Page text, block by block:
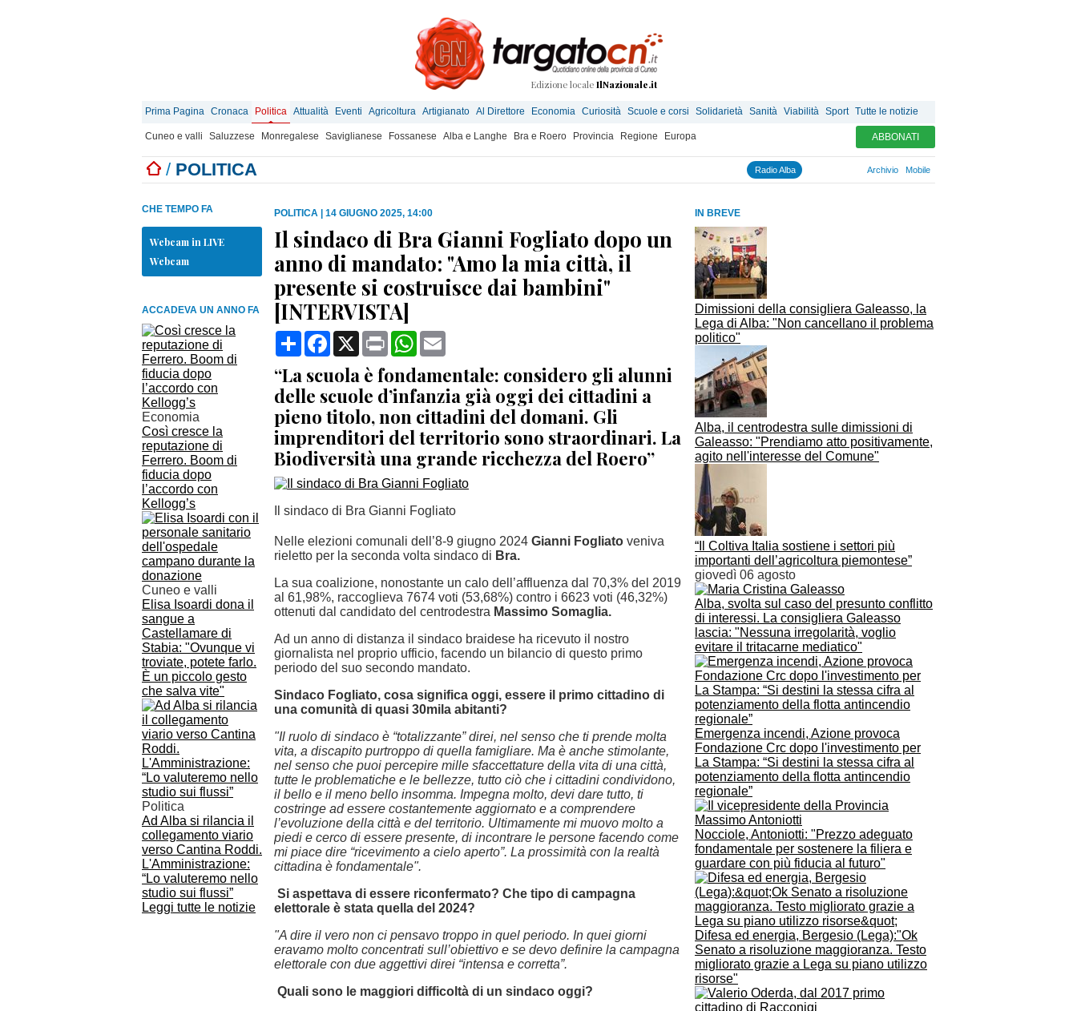
Edizione locale IlNazionale.it
Prima Pagina Cronaca Politica Attualità Eventi Agricoltura Artigianato Al Direttore Economia Curiosità Scuole e corsi Solidarietà Sanità Viabilità Sport Tutte le notizie
Cuneo e valli Saluzzese Monregalese Saviglianese Fossanese Alba e Langhe Bra e Roero Provincia Regione Europa ABBONATI
/ POLITICA Radio Alba Archivio Mobile
IN BREVE
Dimissioni della consigliera Galeasso, la
Lega di Alba: "Non cancellano il problema
politico"
Alba, il centrodestra sulle dimissioni di
Galeasso: "Prendiamo atto positivamente,
agito nell'interesse del Comune"
“Il Coltiva Italia sostiene i settori più
importanti dell’agricoltura piemontese”
giovedì 06 agosto
Alba, svolta sul caso del presunto conflitto
di interessi. La consigliera Galeasso
lascia: "Nessuna irregolarità, voglio
evitare il tritacarne mediatico"
Emergenza incendi, Azione provoca
Fondazione Crc dopo l'investimento per
La Stampa: “Si destini la stessa cifra al
potenziamento della flotta antincendio
regionale”
Nocciole, Antoniotti: "Prezzo adeguato
fondamentale per sostenere la filiera e
guardare con più fiducia al futuro"
Difesa ed energia, Bergesio (Lega):"Ok
Senato a risoluzione maggioranza. Testo
migliorato grazie a Lega su piano utilizzo
risorse"
CHE TEMPO FA
Webcam in LIVE
Webcam
ACCADEVA UN ANNO FA
Economia
Così cresce la
reputazione di
Ferrero. Boom di
fiducia dopo
l’accordo con
Kellogg’s
Cuneo e valli
Elisa Isoardi dona il
sangue a
Castellamare di
Stabia: "Ovunque vi
troviate, potete farlo.
È un piccolo gesto
che salva vite"
Politica
Ad Alba si rilancia il
collegamento viario
verso Cantina Roddi.
L'Amministrazione:
“Lo valuteremo nello
studio sui flussi”
Leggi tutte le notizie
POLITICA 14 GIUGNO 2025, 14:00
Il sindaco di Bra Gianni Fogliato dopo un
anno di mandato: "Amo la mia città, il
presente si costruisce dai bambini"
[INTERVISTA]
CondividiFacebook
X Print WhatsApp
“La scuola è fondamentale: considero gli alunni
delle scuole d’infanzia già oggi dei cittadini a
pieno titolo, non cittadini del domani. Gli
imprenditori del territorio sono straordinari. La
Biodiversità una grande ricchezza del Roero”
Il sindaco di Bra Gianni Fogliato
Nelle elezioni comunali dell’8-9 giugno 2024 Gianni Fogliato veniva
rieletto per la seconda volta sindaco di Bra.
La sua coalizione, nonostante un calo dell’affluenza dal 70,3% del 2019
al 61,98%, raccoglieva 7674 voti (53,68%) contro i 6623 voti (46,32%)
ottenuti dal candidato del centrodestra Massimo Somaglia.
Ad un anno di distanza il sindaco braidese ha ricevuto il nostro
giornalista nel proprio ufficio, facendo un bilancio di questo primo
periodo del suo secondo mandato.
Sindaco Fogliato, cosa significa oggi, essere il primo cittadino di
una comunità di quasi 30mila abitanti?
"Il ruolo di sindaco è “totalizzante” direi, nel senso che ti prende molta
vita, a discapito purtroppo di quella famigliare. Ma è anche stimolante,
nel senso che puoi percepire mille sfaccettature della vita di una città,
tutte le problematiche e le bellezze, tutto ciò che i cittadini condividono,
il bello e il meno bello insomma. Impegna molto, devi dare tutto, ti
costringe ad essere costantemente aggiornato e a comprendere
l’evoluzione della città e del territorio. Ultimamente mi muovo molto a
piedi e cerco di essere presente, di incontrare le persone facendo come
mi piace dire “ricevimento a cielo aperto”. La prossimità con la realtà
cittadina è fondamentale".
Si aspettava di essere riconfermato? Che tipo di campagna
elettorale è stata quella del 2024?
"A dire il vero non ci pensavo troppo in quel periodo. In quei giorni
eravamo molto concentrati sull’obiettivo e se devo definire la campagna
elettorale con due aggettivi direi “intensa e corretta”.
Quali sono le maggiori difficoltà di un sindaco oggi?